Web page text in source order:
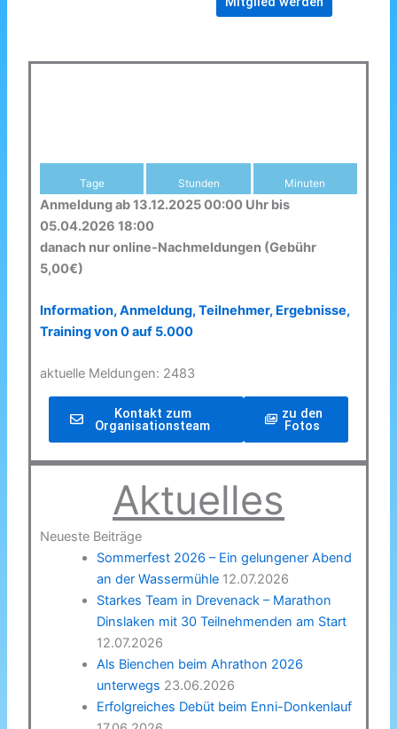
Tage Stunden Minuten
Anmeldung ab 13.12.2025 00:00 Uhr bis
05.04.2026 18:00
danach nur online-Nachmeldungen (Gebühr
5,00€)
Information, Anmeldung, Teilnehmer, Ergebnisse,
Training von 0 auf 5.000
aktuelle Meldungen: 2483
Kontakt zum
Organisationsteam
zu den
Fotos
Aktuelles
Neueste Beiträge
Sommerfest 2026 – Ein gelungener Abend
an der Wassermühle 12.07.2026
Starkes Team in Drevenack – Marathon
Dinslaken mit 30 Teilnehmenden am Start
12.07.2026
Als Bienchen beim Ahrathon 2026
unterwegs 23.06.2026
Erfolgreiches Debüt beim Enni-Donkenlauf